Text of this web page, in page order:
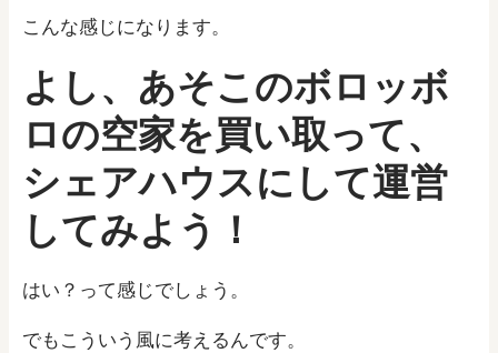
こんな感じになります。
よし、あそこのボロッボ
ロの空家を買い取って、
シェアハウスにして運営
してみよう！
はい？って感じでしょう。
でもこういう風に考えるんです。